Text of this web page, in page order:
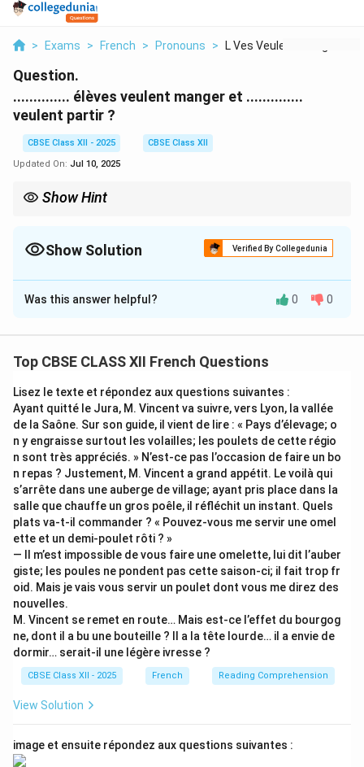
> Exams > French > Pronouns > L Ves Veulent Manger...
Question.
.............. élèves veulent manger et ..............
veulent partir ?
CBSE Class XII - 2025
CBSE Class XII
Updated On: Jul 10, 2025
Show Hint
singular/plural.
Show Solution Verified By Collegedunia
Solution and Explanation
“Élèves” is masculine plural, so we need to match both
the adjective form:Quels.
Quels élèves veulent manger ?(Which students want
to eat?)
In the second blank, the noun is omitted — we are
asking “which ones,” so we use the pronoun: Lesquels.
Lesquels veulent partir ?(Which ones want to
leave?)
Final sentence:Quels élèves veulent manger et
lesquels veulent partir ?
Download Solution in PDF
Was this answer helpful? 0 0
Top CBSE CLASS XII French Questions
Lisez le texte et répondez aux questions suivantes :
Ayant quitté le Jura, M. Vincent va suivre, vers Lyon, la vallée
de la Saône. Sur son guide, il vient de lire : « Pays d’élevage; o
n y engraisse surtout les volailles; les poulets de cette régio
n sont très appréciés. » N’est-ce pas l’occasion de faire un bo
n repas ? Justement, M. Vincent a grand appétit. Le voilà qui
s’arrête dans une auberge de village; ayant pris place dans la
salle que chauffe un gros poêle, il réfléchit un instant. Quels
plats va-t-il commander ? « Pouvez-vous me servir une omel
ette et un demi-poulet rôti ? »
— Il m’est impossible de vous faire une omelette, lui dit l’auber
giste; les poules ne pondent pas cette saison-ci; il fait trop fr
oid. Mais je vais vous servir un poulet dont vous me direz des
nouvelles.
M. Vincent se remet en route… Mais est-ce l’effet du bourgog
ne, dont il a bu une bouteille ? Il a la tête lourde… il a envie de
dormir… serait-il une légère ivresse ?
CBSE Class XII - 2025 French Reading Comprehension
View Solution
image et ensuite répondez aux questions suivantes :